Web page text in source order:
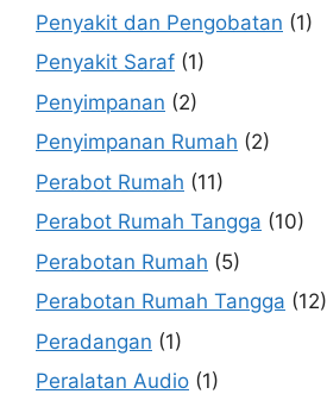
Penyakit dan Pengobatan (1)
Penyakit Saraf (1)
Penyimpanan (2)
Penyimpanan Rumah (2)
Perabot Rumah (11)
Perabot Rumah Tangga (10)
Perabotan Rumah (5)
Perabotan Rumah Tangga (12)
Peradangan (1)
Peralatan Audio (1)